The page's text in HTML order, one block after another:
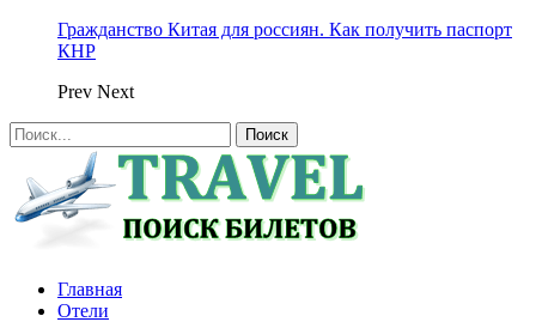
Гражданство Китая для россиян. Как получить паспорт
КНР
Prev Next
Главная
Отели